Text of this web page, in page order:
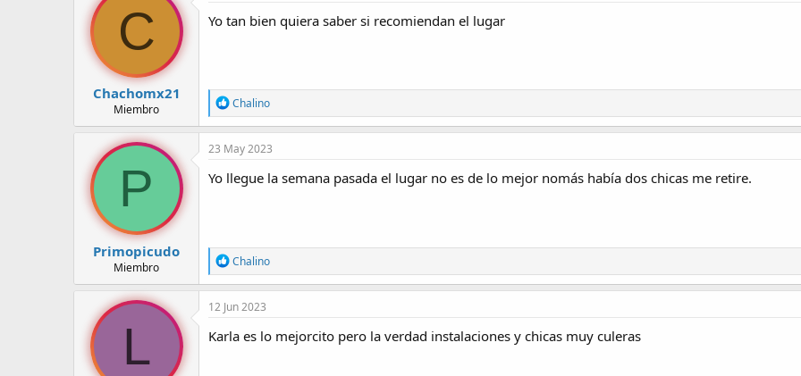
i
o
:
C
Chachomx21
Miembro
Yo tan bien quiera saber si recomiendan el lugar
R
e
a
c
i
o
:
Chalino
P
Primopicudo
Miembro
23 May 2023
Yo llegue la semana pasada el lugar no es de lo mejor nomás había dos chicas me retire.
R
e
a
c
i
o
Chalino
L
12 Jun 2023
Karla es lo mejorcito pero la verdad instalaciones y chicas muy culeras